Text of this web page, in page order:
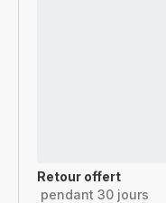
Retour offert
pendant 30 jours